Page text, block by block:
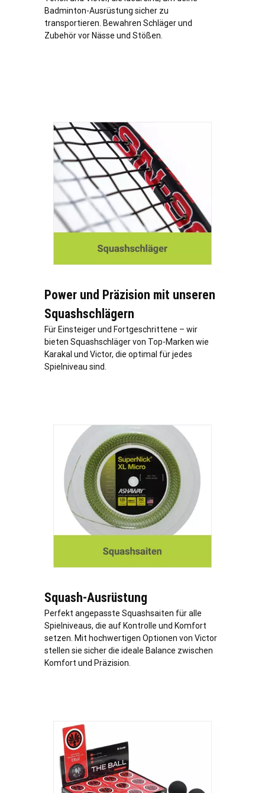
Badminton-Ausrüstung sicher zu
transportieren. Bewahren Schläger und
Zubehör vor Nässe und Stößen.
Power und Präzision mit unseren
Squashschlägern
Für Einsteiger und Fortgeschrittene – wir
bieten Squashschläger von Top-Marken wie
Karakal und Victor, die optimal für jedes
Spielniveau sind.
Squash-Ausrüstung
Perfekt angepasste Squashsaiten für alle
Spielniveaus, die auf Kontrolle und Komfort
setzen. Mit hochwertigen Optionen von Victor
stellen sie sicher die ideale Balance zwischen
Komfort und Präzision.